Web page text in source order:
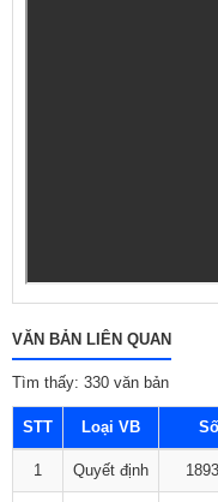
VĂN BẢN LIÊN QUAN
Tìm thấy: 330 văn bản
STT Loại VB
1 Quyết định